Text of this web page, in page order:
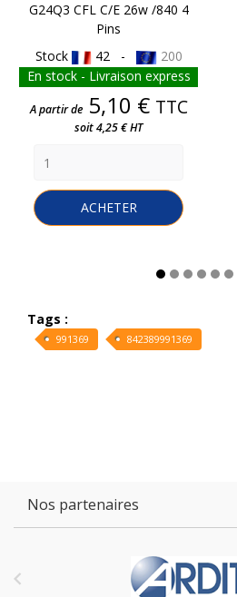
G24Q3 CFL C/E 26w /840 4
Pins
Stock
42 -
200
En stock - Livraison express
Prix
A partir de 5,10 € TTC
soit 4,25 € HT
ACHETER
Tags :
991369 842389991369
Nos partenaires
